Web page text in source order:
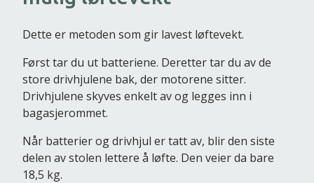
Dette er metoden som gir lavest løftevekt.
Først tar du ut batteriene. Deretter tar du av de
store drivhjulene bak, der motorene sitter.
Drivhjulene skyves enkelt av og legges inn i
bagasjerommet.
Når batterier og drivhjul er tatt av, blir den siste
delen av stolen lettere å løfte. Den veier da bare
18,5 kg.